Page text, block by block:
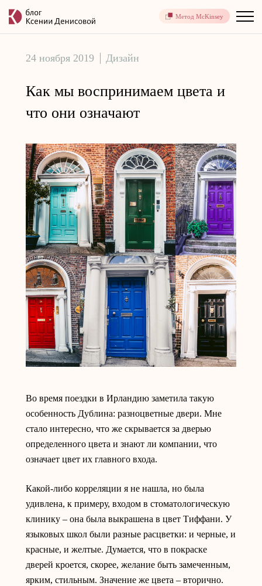
Метод McKinsey
24 ноября 2019 Дизайн
Как мы воспринимаем цвета и
что они означают
Во время поездки в Ирландию заметила такую
особенность Дублина: разноцветные двери. Мне
стало интересно, что же скрывается за дверью
определенного цвета и знают ли компании, что
означает цвет их главного входа.
Какой-либо корреляции я не нашла, но была
удивлена, к примеру, входом в стоматологическую
клинику – она была выкрашена в цвет Тиффани. У
языковых школ были разные расцветки: и черные, и
красные, и желтые. Думается, что в покраске
дверей кроется, скорее, желание быть замеченным,
ярким, стильным. Значение же цвета – вторично.